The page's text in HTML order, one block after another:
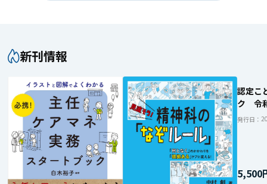
新刊情報
認定こ
ク 令
発行日：
5,500